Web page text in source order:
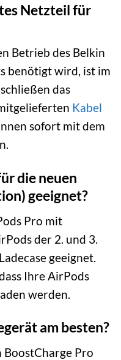
Netzteil für
Betrieb des Belkin
benötigt wird, ist im
das
Kabel
sofort mit dem
die neuen
geeignet?
Pro mit
der 2. und 3.
geeignet.
Ihre AirPods
werden.
am besten?
BoostCharge Pro